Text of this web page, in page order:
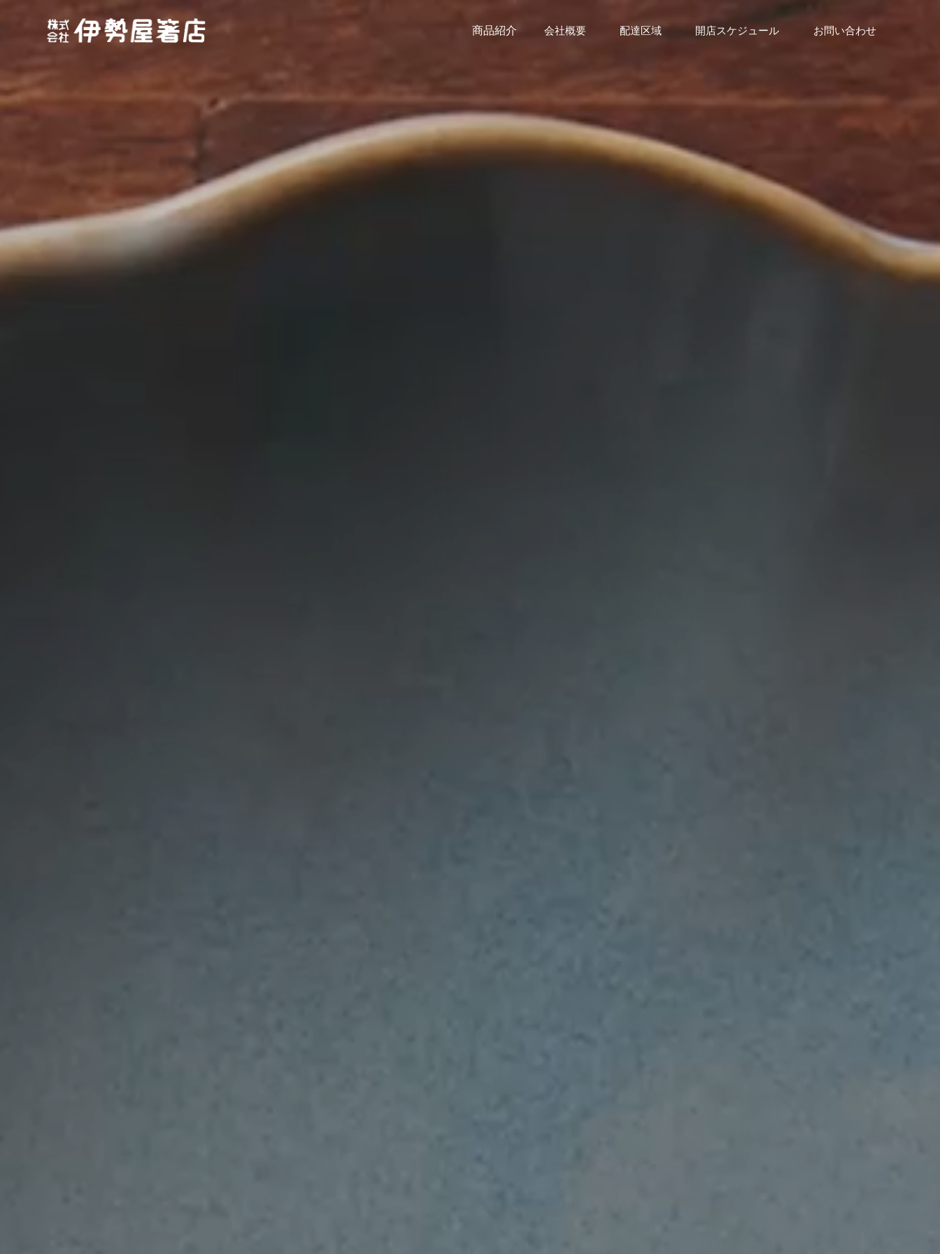
商品紹介 会社概要 配達区域 開店スケジュール お問い合わせ